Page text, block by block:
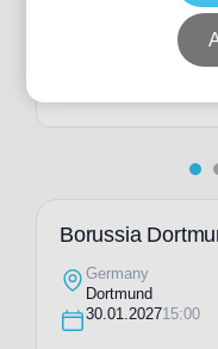
Ticket(s) +
276,00
Borussia
Germany
Dortmund
30.01.202715:00